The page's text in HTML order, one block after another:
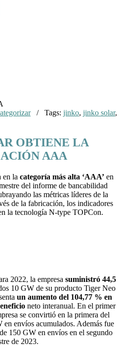
/ Tags: jinko, jinko solar,
OBTIENE LA
AAA
en la categoría más alta ‘AAA’ en
del informe de bancabilidad
las métricas líderes de la
de la fabricación, los indicadores
la tecnología N-type TOPCon.
2022, la empresa suministró 44,5
10 GW de su producto Tiger Neo
un aumento del 104,77 % en
neto interanual. En el primer
se convirtió en la primera del
envíos acumulados. Además fue
150 GW en envíos en el segundo
de 2023.